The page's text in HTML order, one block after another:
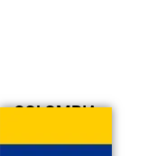
COLOMBIA